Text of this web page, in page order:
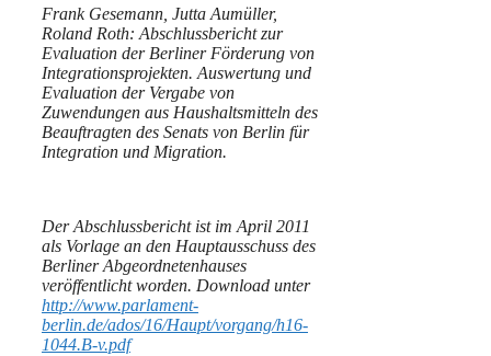
Frank Gesemann, Jutta Aumüller,
Roland Roth: Abschlussbericht zur
Evaluation der Berliner Förderung von
Integrationsprojekten. Auswertung und
Evaluation der Vergabe von
Zuwendungen aus Haushaltsmitteln des
Beauftragten des Senats von Berlin für
Integration und Migration.
Der Abschlussbericht ist im April 2011
als Vorlage an den Hauptausschuss des
Berliner Abgeordnetenhauses
veröffentlicht worden. Download unter
http://www.parlament-
berlin.de/ados/16/Haupt/vorgang/h16-
1044.B-v.pdf